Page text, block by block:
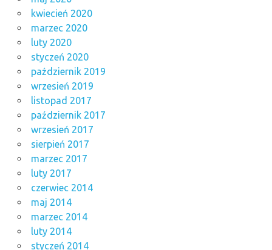
kwiecień 2020
marzec 2020
luty 2020
styczeń 2020
październik 2019
wrzesień 2019
listopad 2017
październik 2017
wrzesień 2017
sierpień 2017
marzec 2017
luty 2017
czerwiec 2014
maj 2014
marzec 2014
luty 2014
styczeń 2014